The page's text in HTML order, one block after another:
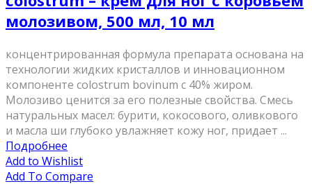
молозивом, 500 мл, 10 мл
концентрированная формула препарата основана на
технологии жидких кристаллов и инновационном
компоненте colostrum bovinum с 40% жиром.
Молозиво ценится за его полезные свойства. Смесь
натуральных масел: бурити, кокосового, оливкового
и масла ши глубоко увлажняет кожу ног, придает ...
Подробнее
Add to Wishlist
Add To Compare